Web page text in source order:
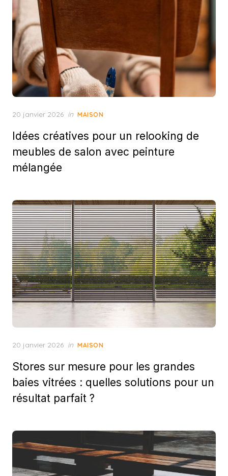
Posted
20 janvier 2026 in MAISON
Idées créatives pour un relooking de
meubles de salon avec peinture
mélangée
Posted
20 janvier 2026 in MAISON
Stores sur mesure pour les grandes
baies vitrées : quelles solutions pour un
résultat parfait ?